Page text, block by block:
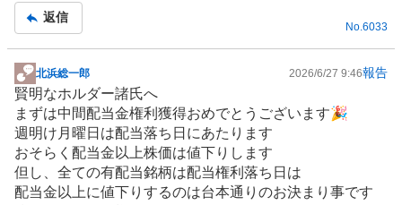
返信
No. 6033
掲
示
板
記
事
北浜総一郎 2026/6/27 9:46報告
賢明なホルダー諸氏へ
まずは中間配当金権利獲得おめでとうございます🎉
週明け月曜日は配当落ち日にあたります
おそらく配当金以上株価は値下りします
但し、全ての有配当銘柄は配当権利落ち日は
配当金以上に値下りするのは台本通りのお決まり事です